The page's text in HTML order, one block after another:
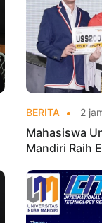
BERITA 2
Mahasiswa
Mandiri Raih